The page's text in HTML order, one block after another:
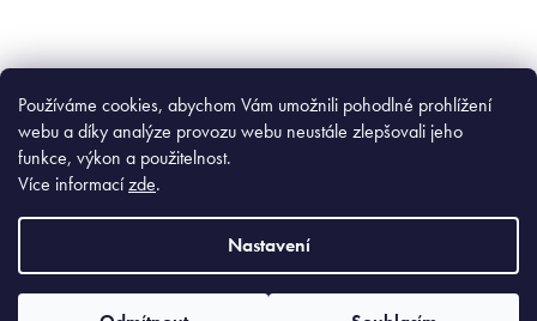
Používáme cookies, abychom Vám umožnili pohodlné prohlížení
webu a díky analýze provozu webu neustále zlepšovali jeho
funkce, výkon a použitelnost.
Více informacízde.
Nastavení